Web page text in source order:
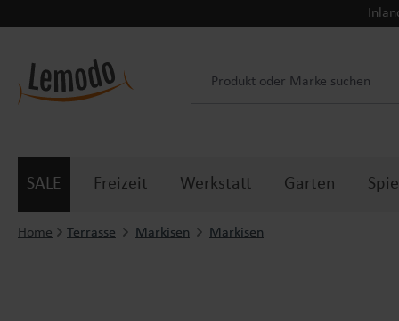
SALE Freizeit Werkstatt Garten
Home Terrasse Markisen Markisen